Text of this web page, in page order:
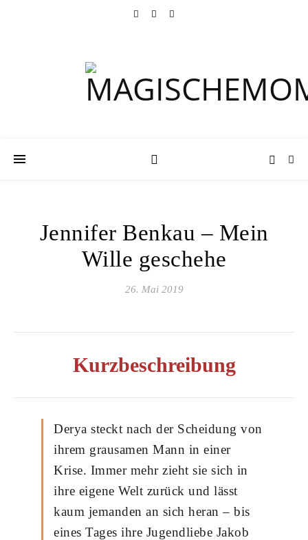
Jennifer Benkau – Mein
Wille geschehe
26. Mai 2019
Kurzbeschreibung
Derya steckt nach der Scheidung von
ihrem grausamen Mann in einer
Krise. Immer mehr zieht sie sich in
ihre eigene Welt zurück und lässt
kaum jemanden an sich heran – bis
eines Tages ihre Jugendliebe Jakob